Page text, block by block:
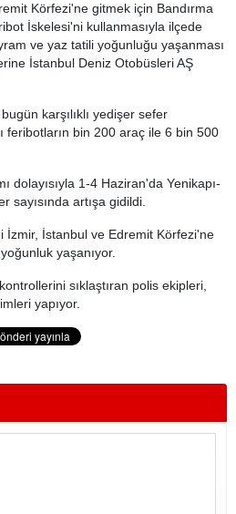
Körfezi'ne gitmek için Bandırma
İskelesi'ni kullanmasıyla ilçede
ve yaz tatili yoğunluğu yaşanması
İstanbul Deniz Otobüsleri AŞ
karşılıklı yedişer sefer
feribotların bin 200 araç ile 6 bin 500
dolayısıyla 1-4 Haziran'da Yenikapı-
sayısında artışa gidildi.
İzmir, İstanbul ve Edremit Körfezi'ne
yaşanıyor.
sıklaştıran polis ekipleri,
yapıyor.